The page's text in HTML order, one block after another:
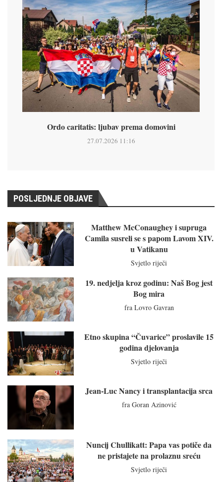
Ordo caritatis: ljubav prema domovini
27.07.2026 11:16
POSLJEDNJE OBJAVE
Matthew McConaughey i supruga
Camila susreli se s papom Lavom XIV.
u Vatikanu
Svjetlo riječi
19. nedjelja kroz godinu: Naš Bog jest
Bog mira
fra Lovro Gavran
Etno skupina “Čuvarice” proslavile 15
godina djelovanja
Svjetlo riječi
Jean-Luc Nancy i transplantacija srca
fra Goran Azinović
Nuncij Chullikatt: Papa vas potiče da
ne pristajete na prolaznu sreću
Svjetlo riječi